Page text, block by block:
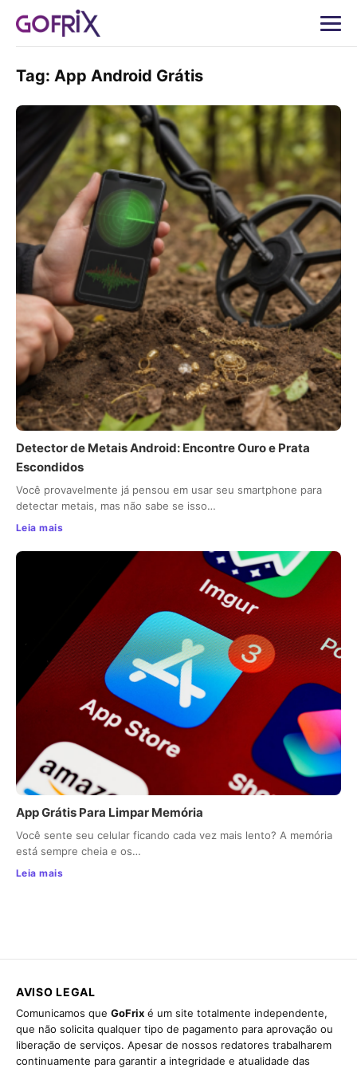
Tag: App Android Grátis
Detector de Metais Android: Encontre Ouro e Prata
Escondidos
Você provavelmente já pensou em usar seu smartphone para
detectar metais, mas não sabe se isso…
Leia mais
App Grátis Para Limpar Memória
Você sente seu celular ficando cada vez mais lento? A memória
está sempre cheia e os…
Leia mais
AVISO LEGAL
Comunicamos que GoFrix é um site totalmente independente,
que não solicita qualquer tipo de pagamento para aprovação ou
liberação de serviços. Apesar de nossos redatores trabalharem
continuamente para garantir a integridade e atualidade das